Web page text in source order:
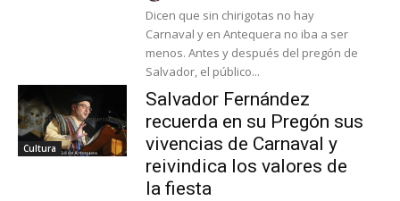
Dicen que sin chirigotas no hay
Carnaval y en Antequera no iba a ser
menos. Antes y después del pregón de
Salvador, el público...
Cultura
Salvador Fernández
recuerda en su Pregón sus
vivencias de Carnaval y
reivindica los valores de
la fiesta